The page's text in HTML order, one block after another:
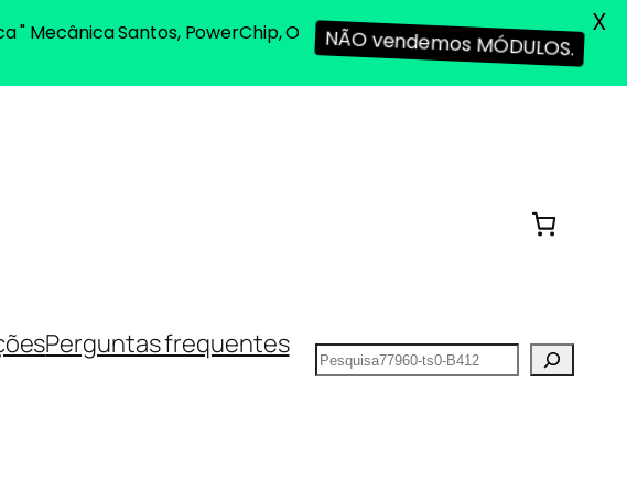
Perguntas frequentes
Pesquisar
" Mecânica Santos, PowerChip, O
NÃO vendemos MÓDULOS.
X